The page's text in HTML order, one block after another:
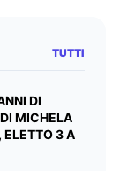
TUTTI
DI
MICHELA
ELETTO 3 A